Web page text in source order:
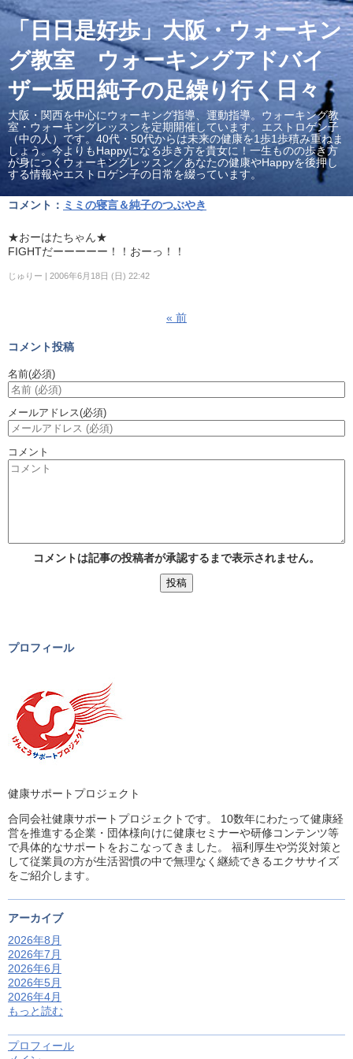
「日日是好歩」大阪・ウォーキン
グ教室 ウォーキングアドバイ
ザー坂田純子の足繰り行く日々
大阪・関西を中心にウォーキング指導、運動指導。ウォーキング教
室・ウォーキングレッスンを定期開催しています。エストロゲン子
（中の人）です。40代・50代からは未来の健康を1歩1歩積み重ねま
しょう。今よりもHappyになる歩き方を貴女に！一生ものの歩き方
が身につくウォーキングレッスン／あなたの健康やHappyを後押し
する情報やエストロゲン子の日常を綴っています。
コメント： ミミの寝言＆純子のつぶやき
★おーはたちゃん★
FIGHTだーーーーー！！おーっ！！
じゅりー 2006年6月18日 (日) 22:42
« 前
コメント投稿
名前(必須)
メールアドレス(必須)
コメント
コメントは記事の投稿者が承認するまで表示されません。
プロフィール
健康サポートプロジェクト
合同会社健康サポートプロジェクトです。 10数年にわたって健康経
営を推進する企業・団体様向けに健康セミナーや研修コンテンツ等
で具体的なサポートをおこなってきました。 福利厚生や労災対策と
して従業員の方が生活習慣の中で無理なく継続できるエクササイズ
をご紹介します。
アーカイブ
2026年8月
2026年7月
2026年6月
2026年5月
2026年4月
もっと読む
プロフィール